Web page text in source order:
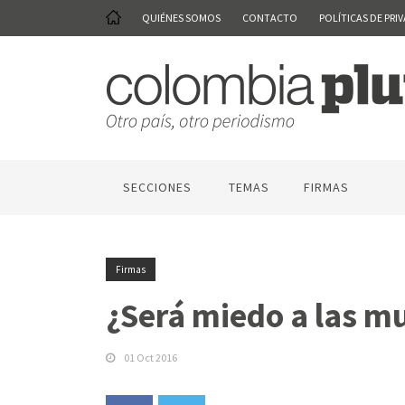
QUIÉNES SOMOS CONTACTO POLÍTICAS DE
SECCIONES TEMAS FIRMAS
Firmas
¿Será miedo a las
01 Oct 2016